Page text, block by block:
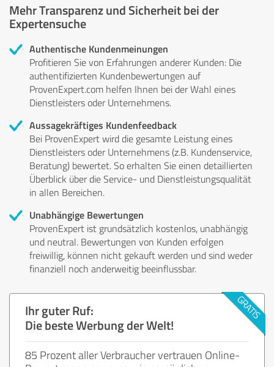
Mehr Transparenz und Sicherheit bei der
Expertensuche
Authentische Kundenmeinungen
Profitieren Sie von Erfahrungen anderer Kunden: Die
authentifizierten Kundenbewertungen auf
ProvenExpert.com helfen Ihnen bei der Wahl eines
Dienstleisters oder Unternehmens.
Aussagekräftiges Kundenfeedback
Bei ProvenExpert wird die gesamte Leistung eines
Dienstleisters oder Unternehmens (z.B. Kundenservice,
Beratung) bewertet. So erhalten Sie einen detaillierten
Überblick über die Service- und Dienstleistungsqualität
in allen Bereichen.
Unabhängige Bewertungen
ProvenExpert ist grundsätzlich kostenlos, unabhängig
und neutral. Bewertungen von Kunden erfolgen
freiwillig, können nicht gekauft werden und sind weder
finanziell noch anderweitig beeinflussbar.
Ihr guter Ruf:
Die beste Werbung der Welt!
85 Prozent aller Verbraucher vertrauen Online-